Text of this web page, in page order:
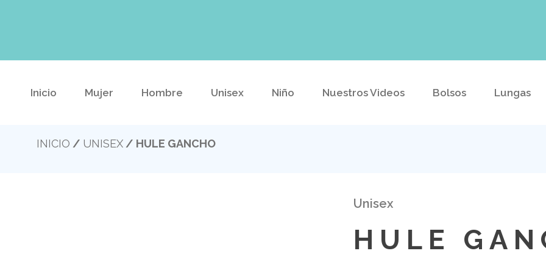
Inicio Mujer Hombre Unisex Niño Nuestros Videos Bolsos Lungas
INICIO / UNISEX / HULE GANCHO
Unisex
HULE